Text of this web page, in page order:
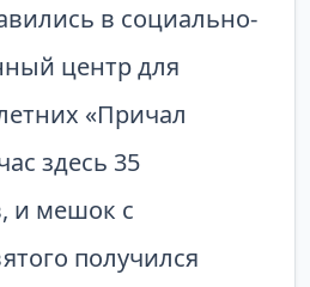
в социально-
центр для
«Причал
здесь 35
и мешок с
получился